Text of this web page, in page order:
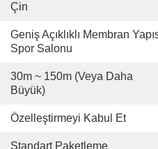
Çin
Geniş Açıklıklı Membran
Spor Salonu
30m ~ 150m (veya Daha
Büyük)
Özelleştirmeyi Kabul Et
Standart Paketleme